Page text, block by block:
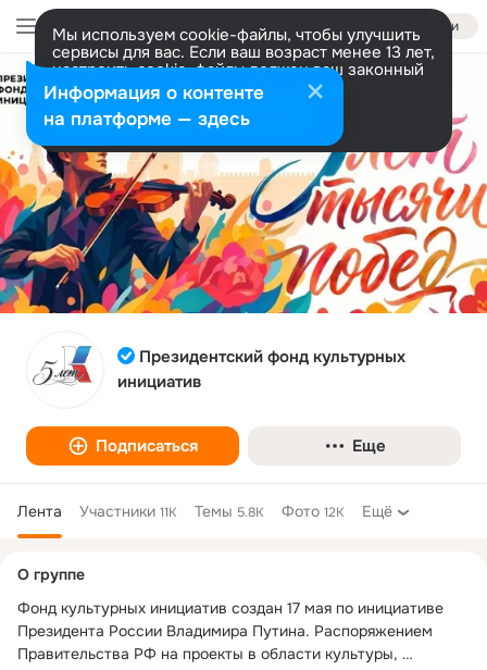
Войти
Мы используем cookie-файлы, чтобы улучшить
сервисы для вас. Если ваш возраст менее 13 лет,
настроить cookie-файлы должен ваш законный
представитель. Больше информации
Разрешить все Настроить
Президентский фонд культурных
инициатив
Подписаться Еще
Лента Участники 11K Темы 5.8K Фото 12K Ещё
колонка
О группе
Фонд культурных инициатив создан 17 мая по инициативе
Президента России Владимира Путина. Распоряжением
Правительства РФ на проекты в области культуры,
Информация о контенте
на платформе — здесь